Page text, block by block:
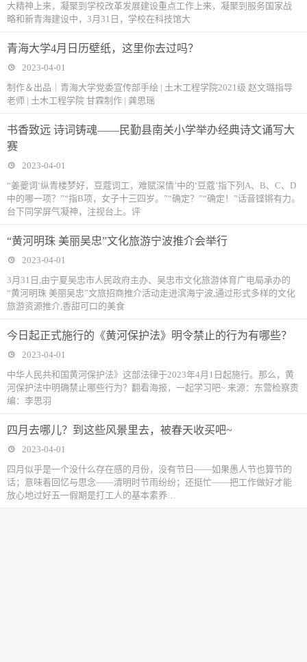
大精神上来，凝聚到学校改革发展建设重点工作上来，凝聚到服务国家战
略和新青海建设中，3月31日，学校在科技馆大
青海大学4月日历壁纸，这里你去过吗？
2023-04-01
制作＆出品｜青海大学党委宣传部手绘 | 土木工程学院2021级 赵文璐指导
老师 | 土木工程学院 甘霖制作 | 龚思瑶
书香致远 诗词铸魂——民勤县南关小学举办经典诗文诵写大
赛
2023-04-01
“姜夔词‘纵青楼梦好，豆蔻词工，难赋深情’中的‘豆蔻’指下列A、B、C、D
中的哪一项？”“指B项，女子十三四岁。”“确定？”“确定！”话音铿锵有力。
台下同学屏气凝神，注视台上。评
“黄河明珠 美丽吴忠”文化旅游宁波推介会举行
2023-04-01
3月31日,由宁夏吴忠市人民政府主办、吴忠市文化旅游体育广电局承办的
“黄河明珠 美丽吴忠”文旅招商推介活动走进滨海宁波,通过形式多样的文化
旅游资源推介,香甜可口的美食
今日起正式施行的《黄河保护法》明令禁止的行为有哪些？
2023-04-01
中华人民共和国黄河保护法》这部法律于2023年4月1日起施行。那么，黄
河保护法中明确禁止哪些行为？翻看海报，一起学习吧~ 来源：东营检察责
编：李思羽
四月去哪儿？到这些风景里去，被春天收买吧~
2023-04-01
四月似乎是一个没什么存在感的月份，没有节日——如果愚人节也算节的
话；意味着回忆与思念——清明时节雨纷纷；还挺忙——把工作做好才能
放心地过好五一假期是打工人的基本素养…